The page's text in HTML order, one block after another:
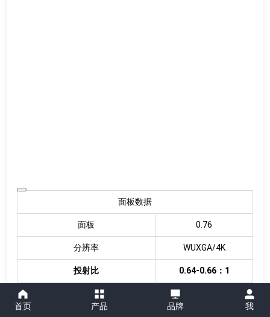
面板数据
面板 0.76
分辨率 WUXGA/4K
投射比 0.64-0.66：1
上下位移量
首页 产品 品牌 我